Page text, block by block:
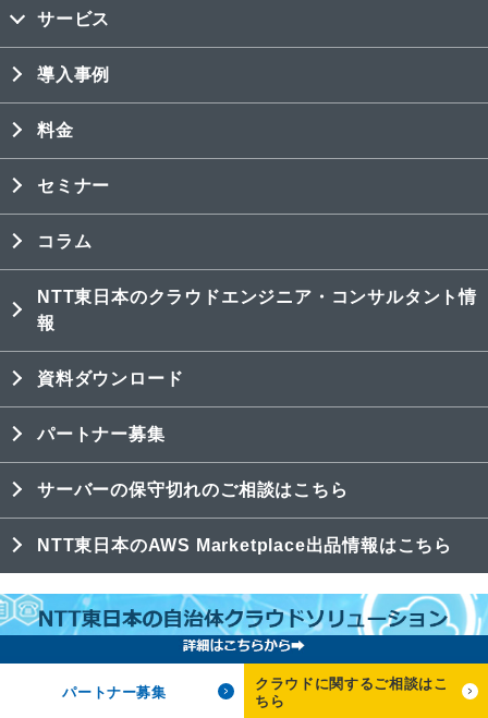
サービス
導入事例
料金
セミナー
コラム
NTT東日本のクラウドエンジニア・コンサルタント情
報
資料ダウンロード
パートナー募集
サーバーの保守切れのご相談はこちら
NTT東日本のAWS Marketplace出品情報はこちら
パートナー募集
クラウドに関するご相談はこ
ちら
サイトのご利用条件
商標・著作権
特定商取引法表記
Copyright © 2018 NTT東日本株式会社
All Rights Reserved.